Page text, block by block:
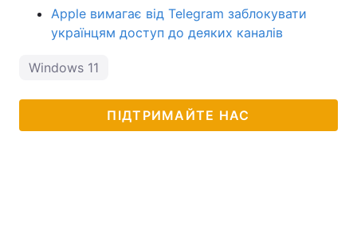
Apple вимагає від Telegram заблокувати
українцям доступ до деяких каналів
Windows 11
ПІДТРИМАЙТЕ НАС